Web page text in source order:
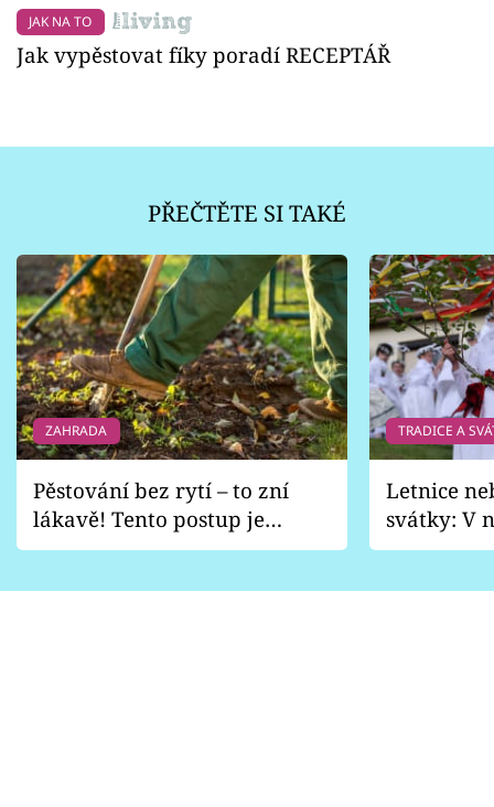
JAK NA TO
Jak vypěstovat fíky poradí RECEPTÁŘ
PŘEČTĚTE SI TAKÉ
ZAHRADA
Pěstování bez rytí – to zní
lákavě! Tento postup je
vhodný jen pro některé
TRADICE A
Letnice
svátky: V
pondělí